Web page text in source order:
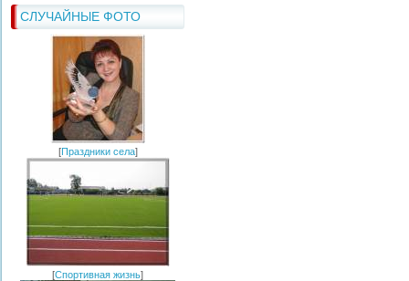
СЛУЧАЙНЫЕ ФОТО
[Праздники села]
[Спортивная жизнь]